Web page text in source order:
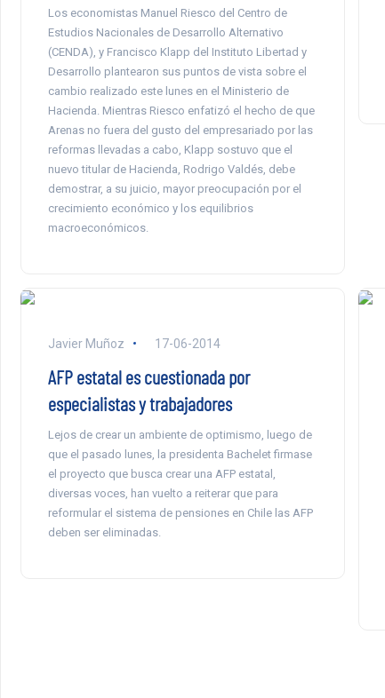
Los economistas Manuel Riesco del Centro de
Estudios Nacionales de Desarrollo Alternativo
(CENDA), y Francisco Klapp del Instituto Libertad y
Desarrollo plantearon sus puntos de vista sobre el
cambio realizado este lunes en el Ministerio de
Hacienda. Mientras Riesco enfatizó el hecho de que
Arenas no fuera del gusto del empresariado por las
reformas llevadas a cabo, Klapp sostuvo que el
nuevo titular de Hacienda, Rodrigo Valdés, debe
demostrar, a su juicio, mayor preocupación por el
crecimiento económico y los equilibrios
macroeconómicos.
Javier Muñoz 17-06-2014
AFP estatal es cuestionada por
especialistas y trabajadores
Lejos de crear un ambiente de optimismo, luego de
que el pasado lunes, la presidenta Bachelet firmase
el proyecto que busca crear una AFP estatal,
diversas voces, han vuelto a reiterar que para
reformular el sistema de pensiones en Chile las AFP
deben ser eliminadas.